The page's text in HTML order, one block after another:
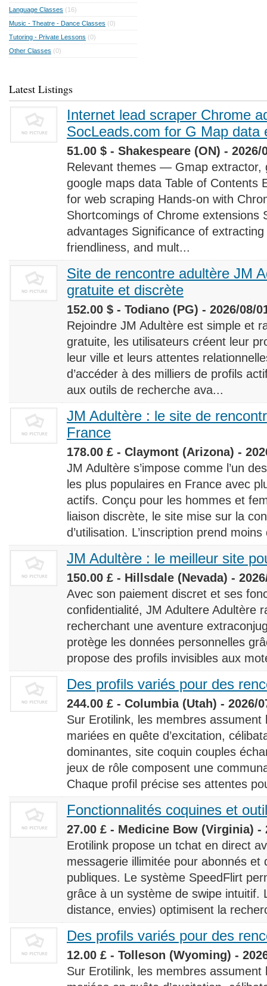
Language Classes (16)
Music - Theatre - Dance Classes (0)
Tutoring - Private Lessons (0)
Other Classes (0)
Latest Listings
Internet lead scraper Chrome
SocLeads.com for G Map data
51.00 $ - Shakespeare (ON) - 2026/
Relevant themes — Gmap extractor,
google maps data Table of Contents
for web scraping Hands-on with
Shortcomings of Chrome extensions
advantages Significance of
friendliness, and mult...
Site de rencontre adultère JM
gratuite et discrète
152.00 $ - Todiano (PG) - 2026/08/
Rejoindre JM Adultère est simple et
gratuite, les utilisateurs créent leur
leur ville et leurs attentes
d’accéder à des milliers de profils
aux outils de recherche ava...
JM Adultère : le site de
France
178.00 £ - Claymont (Arizona) -
JM Adultère s’impose comme l’un
les plus populaires en France avec
actifs. Conçu pour les hommes et
liaison discrète, le site mise sur la
d’utilisation. L’inscription prend
JM Adultère : le meilleur site
150.00 £ - Hillsdale (Nevada) -
Avec son paiement discret et ses
confidentialité, JM Adultere Adultère
recherchant une aventure
protège les données personnelles
propose des profils invisibles aux
Des profils variés pour des
244.00 £ - Columbia (Utah) - 2026/
Sur Erotilink, les membres
mariées en quête d’excitation,
dominantes, site coquin couples
jeux de rôle composent une
Chaque profil précise ses attentes
Fonctionnalités coquines et
27.00 £ - Medicine Bow (Virginia) -
Erotilink propose un tchat en direct
messagerie illimitée pour abonnés et
publiques. Le système SpeedFlirt
grâce à un système de swipe intuitif.
distance, envies) optimisent la
Des profils variés pour des
12.00 £ - Tolleson (Wyoming) -
Sur Erotilink, les membres